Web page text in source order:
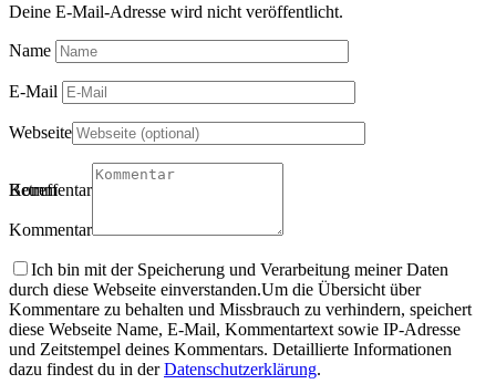
Deine E-Mail-Adresse wird nicht veröffentlicht.
Name
E-Mail
Webseite
Betreff
Kommentartitel
Kommentar
Ich bin mit der Speicherung und Verarbeitung meiner Daten
durch diese Webseite einverstanden.Um die Übersicht über
Kommentare zu behalten und Missbrauch zu verhindern, speichert
diese Webseite Name, E-Mail, Kommentartext sowie IP-Adresse
und Zeitstempel deines Kommentars. Detaillierte Informationen
dazu findest du in derDatenschutzerklärung.